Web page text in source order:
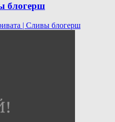
блогерш
| Сливы блогерш